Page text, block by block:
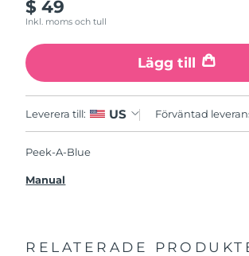
$ 49
Inkl. moms och tull
Lägg till
Leverera till: US Förväntad
Peek-A-Blue
Manual
RELATERADE